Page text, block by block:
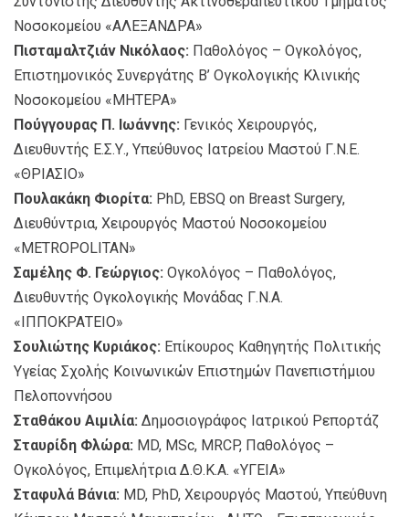
Νοσοκομείου «ΑΛΕΞΑΝΔΡΑ»
Πισταμαλτζιάν Νικόλαος: Παθολόγος – Ογκολόγος,
Επιστημονικός Συνεργάτης Β’ Ογκολογικής Κλινικής
Νοσοκομείου «ΜΗΤΕΡΑ»
Πούγγουρας Π. Ιωάννης: Γενικός Χειρουργός,
Διευθυντής Ε.Σ.Υ., Υπεύθυνος Ιατρείου Μαστού Γ.Ν.Ε.
«ΘΡΙΑΣΙΟ»
Πουλακάκη Φιορίτα: PhD, EBSQ on Breast Surgery,
Διευθύντρια, Χειρουργός Μαστού Νοσοκομείου
«METROPOLITAN»
Σαμέλης Φ. Γεώργιος: Ογκολόγος – Παθολόγος,
Διευθυντής Ογκολογικής Μονάδας Γ.Ν.Α.
«ΙΠΠΟΚΡΑΤΕΙΟ»
Σουλιώτης Κυριάκος: Επίκουρος Καθηγητής Πολιτικής
Υγείας Σχολής Κοινωνικών Επιστημών Πανεπιστήμιου
Πελοποννήσου
Σταθάκου Αιμιλία: Δημοσιογράφος Ιατρικού Ρεπορτάζ
Σταυρίδη Φλώρα: MD, MSc, MRCP, Παθολόγος –
Ογκολόγος, Επιμελήτρια Δ.Θ.Κ.Α. «ΥΓΕΙΑ»
Σταφυλά Βάνια: MD, PhD, Χειρουργός Μαστού, Υπεύθυνη